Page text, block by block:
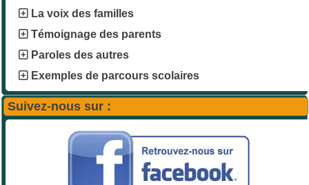
La voix des familles
Témoignage des parents
Paroles des autres
Exemples de parcours scolaires
Suivez-nous sur :